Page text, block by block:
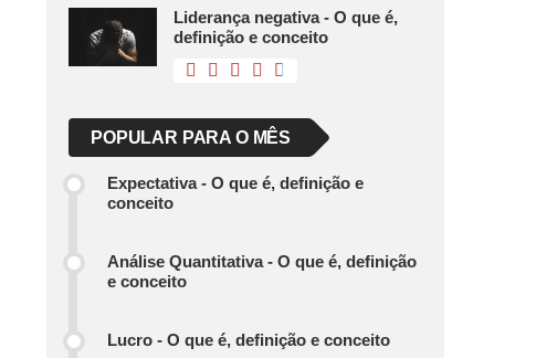
Liderança negativa - O que é,
definição e conceito
POPULAR PARA O MÊS
Expectativa - O que é, definição e
conceito
Análise Quantitativa - O que é, definição
e conceito
Lucro - O que é, definição e conceito